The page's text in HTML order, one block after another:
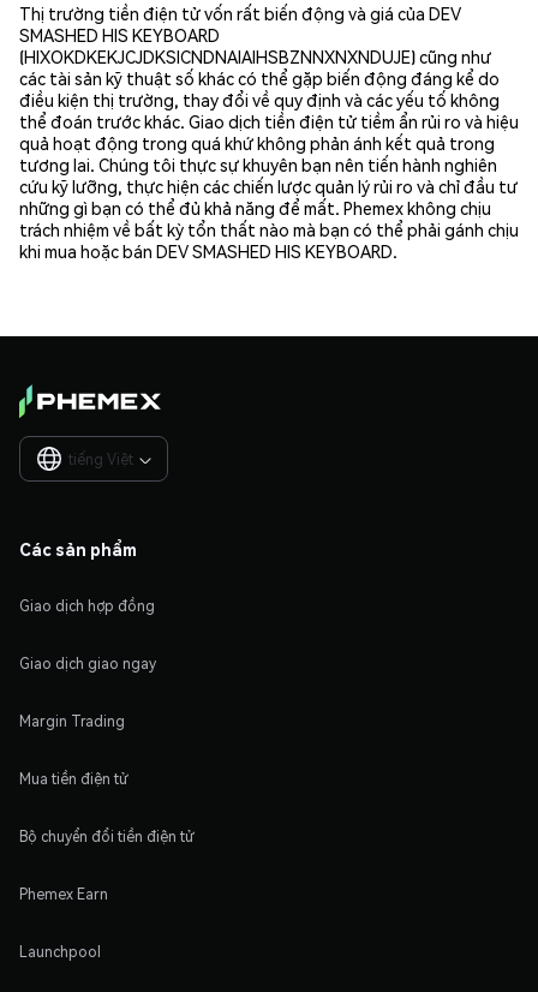
Thị trường tiền điện tử vốn rất biến động và giá của DEV
SMASHED HIS KEYBOARD
(HIXOKDKEKJCJDKSICNDNAIAIHSBZNNXNXNDUJE) cũng như
các tài sản kỹ thuật số khác có thể gặp biến động đáng kể do
điều kiện thị trường, thay đổi về quy định và các yếu tố không
thể đoán trước khác. Giao dịch tiền điện tử tiềm ẩn rủi ro và hiệu
quả hoạt động trong quá khứ không phản ánh kết quả trong
tương lai. Chúng tôi thực sự khuyên bạn nên tiến hành nghiên
cứu kỹ lưỡng, thực hiện các chiến lược quản lý rủi ro và chỉ đầu tư
những gì bạn có thể đủ khả năng để mất. Phemex không chịu
trách nhiệm về bất kỳ tổn thất nào mà bạn có thể phải gánh chịu
khi mua hoặc bán DEV SMASHED HIS KEYBOARD.
tiếng Việt 
Các sản phẩm
Giao dịch hợp đồng
Giao dịch giao ngay
Margin Trading
Mua tiền điện tử
Bộ chuyển đổi tiền điện tử
Phemex Earn
Launchpool